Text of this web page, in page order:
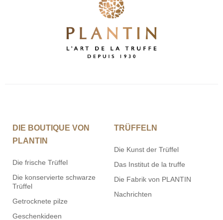
DIE BOUTIQUE VON
PLANTIN
Die frische Trüffel
Die konservierte schwarze
Trüffel
Getrocknete pilze
Geschenkideen
TRÜFFELN
Die Kunst der Trüffel
Das Institut de la truffe
Die Fabrik von PLANTIN
Nachrichten